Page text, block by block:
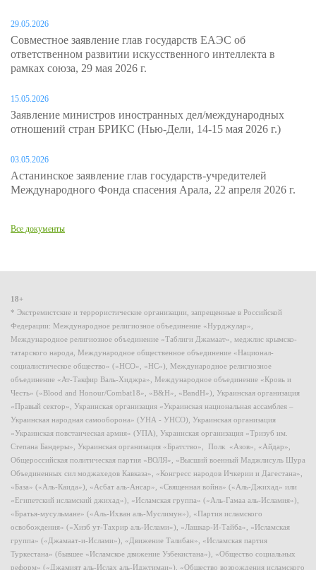
29.05.2026
Совместное заявление глав государств ЕАЭС об
ответственном развитии искусственного интеллекта в
рамках союза, 29 мая 2026 г.
15.05.2026
Заявление министров иностранных дел/международных
отношений стран БРИКС (Нью-Дели, 14-15 мая 2026 г.)
03.05.2026
Астанинское заявление глав государств-учредителей
Международного Фонда спасения Арала, 22 апреля 2026 г.
Все документы
18+
* Экстремистские и террористические организации, запрещенные в Российской
Федерации: Международное религиозное объединение «Нурджулар»,
Международное религиозное объединение «Таблиги Джамаат», меджлис крымско-
татарского народа, Международное общественное объединение «Национал-
социалистическое общество» («НСО», «НС»), Международное религиозное
объединение «Ат-Такфир Валь-Хиджра», Международное объединение «Кровь и
Честь» («Blood and Honour/Combat18», «B&H», «BandH»), Украинская организация
«Правый сектор», Украинская организация «Украинская национальная ассамблея –
Украинская народная самооборона» (УНА - УНСО), Украинская организация
«Украинская повстанческая армия» (УПА), Украинская организация «Тризуб им.
Степана Бандеры», Украинская организация «Братство», Полк «Азов», «Айдар»,
Общероссийская политическая партия «ВОЛЯ», «Высший военный Маджлисуль Шура
Объединенных сил моджахедов Кавказа», «Конгресс народов Ичкерии и Дагестана»,
«База» («Аль-Каида»), «Асбат аль-Ансар», «Священная война» («Аль-Джихад» или
«Египетский исламский джихад»), «Исламская группа» («Аль-Гамаа аль-Исламия»),
«Братья-мусульмане» («Аль-Ихван аль-Муслимун»), «Партия исламского
освобождения» («Хизб ут-Тахрир аль-Ислами»), «Лашкар-И-Тайба», «Исламская
группа» («Джамаат-и-Ислами»), «Движение Талибан», «Исламская партия
Туркестана» (бывшее «Исламское движение Узбекистана»), «Общество социальных
реформ» («Джамият аль-Ислах аль-Иджтимаи»), «Общество возрождения исламского